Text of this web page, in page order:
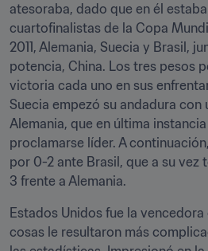
atesoraba, dado que en él
cuartofinalistas de la Copa
2011, Alemania, Suecia y Brasil,
potencia, China. Los tres pesos
victoria cada uno en sus
Suecia empezó su andadura
Alemania, que en última
proclamarse líder. A
por 0-2 ante Brasil, que a su vez
3 frente a Alemania.
Estados Unidos fue la
cosas le resultaron más